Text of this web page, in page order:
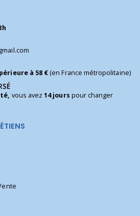
à 58 €(en France métropolitaine)
vous avez14 jours pour changer